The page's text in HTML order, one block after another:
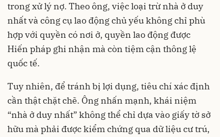
trong xử lý nợ. Theo ông, việc loại trừ nhà ở duy
nhất và công cụ lao động chủ yếu không chỉ phù
hợp với quyền có nơi ở, quyền lao động được
Hiến pháp ghi nhận mà còn tiệm cận thông lệ
quốc tế.
Tuy nhiên, để tránh bị lợi dụng, tiêu chí xác định
cần thật chặt chẽ. Ông nhấn mạnh, khái niệm
“nhà ở duy nhất” không thể chỉ dựa vào giấy tờ sở
hữu mà phải được kiểm chứng qua dữ liệu cư trú,